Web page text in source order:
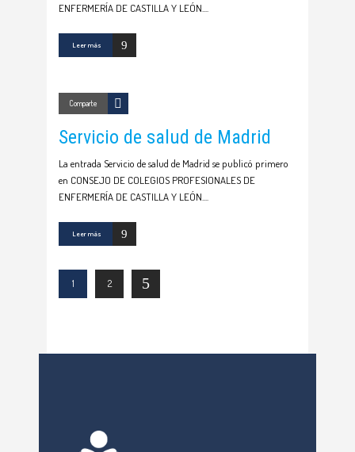
ENFERMERÍA DE CASTILLA Y LEÓN.
Leer más
Comparte
Servicio de salud de Madrid
La entrada Servicio de salud de Madrid se publicó primero
en CONSEJO DE COLEGIOS PROFESIONALES DE
ENFERMERÍA DE CASTILLA Y LEÓN.
Leer más
1 2